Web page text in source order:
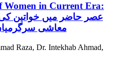
Women in Current Era:
عصر حاضر میں خواتین
معاشی
Raza, Dr. Intekhab Ahmad,